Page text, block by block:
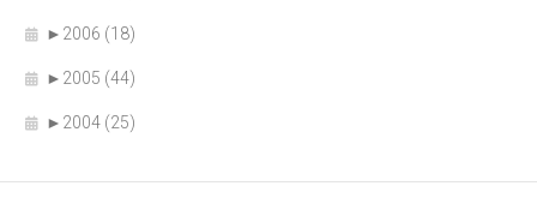
► 2006 (18)
► 2005 (44)
► 2004 (25)